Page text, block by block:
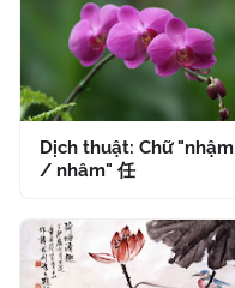
Dịch thuật: Chữ "nhậm
/ nhâm" 任